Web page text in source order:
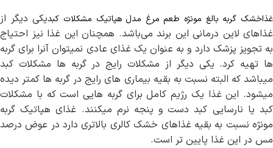
غذاخشک گربه بالغ مونژه طعم مرغ مدل هپاتیک مشکلات کبدیکی دیگر از
غذاهای لاین درمانی این برند می‌باشد. همچنان این غذا نیز احتیاج
به تجویز پزشک دارد و به عنوان یک غذای عادی نمیتوان آنرا برای گربه
ها تهیه کرد. یکی دیگر از مشکلات رایج در گربه ها مشکلات کبد
میباشد که البته نسبت به بقیه بیماری های رایج در گربه ها کمتر دیده
میشود. این غذا یک رژیم کامل برای گربه هایی است که با مشکلات
کبد یا نارسایی کبد دست و پنجه نرم میکنند. غذای هپاتیک گربه
مونژه نسبت به بقیه غذاهای خشک کالری بالاتری دارد در عوض درصد
مس در این غذا پایین تر است.